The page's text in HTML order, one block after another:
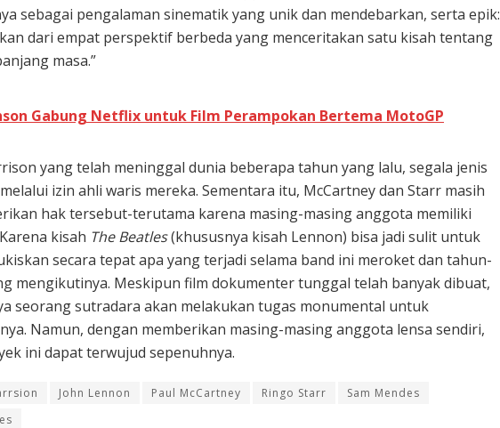
sebagai pengalaman sinematik yang unik dan mendebarkan, serta epik:
dari empat perspektif berbeda yang menceritakan satu kisah tentang
masa.”
Gabung Netflix untuk Film Perampokan Bertema MotoGP
yang telah meninggal dunia beberapa tahun yang lalu, segala jenis
izin ahli waris mereka. Sementara itu, McCartney dan Starr masih
hak tersebut-terutama karena masing-masing anggota memiliki
kisah The Beatles(khususnya kisah Lennon) bisa jadi sulit untuk
secara tepat apa yang terjadi selama band ini meroket dan tahun-
mengikutinya. Meskipun film dokumenter tunggal telah banyak dibuat,
seorang sutradara akan melakukan tugas monumental untuk
Namun, dengan memberikan masing-masing anggota lensa sendiri,
ini dapat terwujud sepenuhnya.
John Lennon Paul McCartney Ringo Starr
Sam Mendes